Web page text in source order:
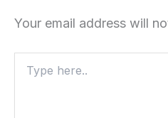
Your email address will
here..